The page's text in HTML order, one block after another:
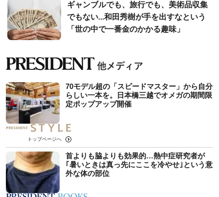
ギャンブルでも、旅行でも、美術品収集
でもない...和田秀樹が手を出すなという
「世の中で一番金のかかる趣味」
70モデル超の「スピードマスター」から自分
らしい一本を。日本橋三越でオメガの期間限
定ポップアップ開催
トップページへ
首よりも脇よりも効果的…熱中症研究者が
｢暑いときは真っ先にここを冷やせ｣という意
外な体の部位